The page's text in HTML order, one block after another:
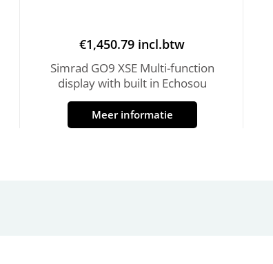
€1,450.79 incl.btw
Simrad GO9 XSE Multi-function
display with built in Echosou
Meer informatie